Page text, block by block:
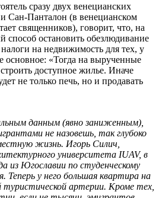
сразу двух венецианских
Сан-Панталон (в венецианском
священников), говорит, что, на
способ остановить обезлюдивание
на недвижимость для тех, у
основное: «Тогда на вырученные
доступное жилье. Иначе
не только печь, но и продавать
данным (явно заниженным),
не назовешь, так глубоко
жизнь. Игорь Силич,
университета IUAV, в
из Югославии по студенческому
Теперь у него большая квартира на
артерии. Кроме тех,